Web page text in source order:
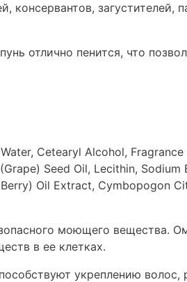
консервантов, загустителей,
отлично пенится, что
Cetearyl Alcohol, Fragrance
Seed Oil, Lecithin, Sodium
Oil Extract, Cymbopogon
моющего вещества.
в ее клетках.
укреплению волос,